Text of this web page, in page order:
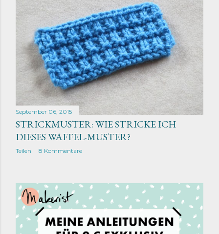
September 06, 2015
STRICKMUSTER: WIE STRICKE ICH
DIESES WAFFEL-MUSTER?
Teilen 8 Kommentare